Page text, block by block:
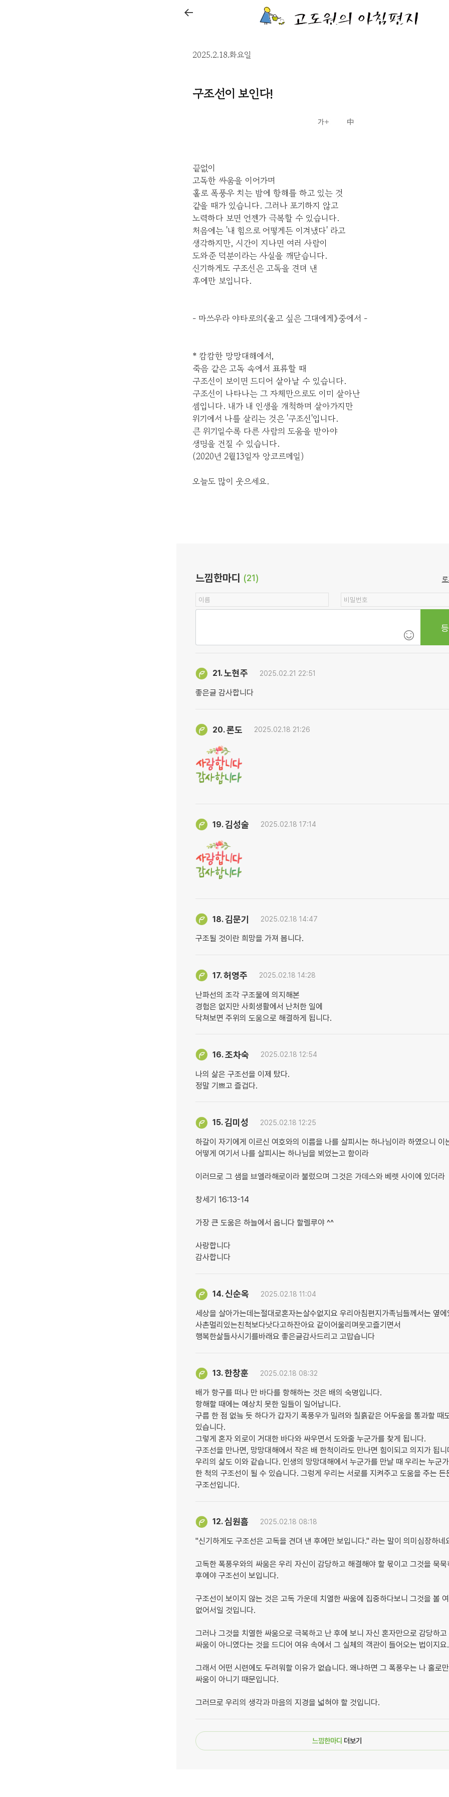
←
2025.2.18.화요일
구조선이 보인다!
끝없이
고독한 싸움을 이어가며
홀로 폭풍우 치는 밤에 항해를 하고 있는 것
같을 때가 있습니다. 그러나 포기하지 않고
노력하다 보면 언젠가 극복할 수 있습니다.
처음에는 '내 힘으로 어떻게든 이겨냈다' 라고
생각하지만, 시간이 지나면 여러 사람이
도와준 덕분이라는 사실을 깨닫습니다.
신기하게도 구조선은 고독을 견뎌 낸
후에만 보입니다.
- 마쓰우라 야타로의《울고 싶은 그대에게》중에서 -
* 캄캄한 망망대해에서,
죽음 같은 고독 속에서 표류할 때
구조선이 보이면 드디어 살아날 수 있습니다.
구조선이 나타나는 그 자체만으로도 이미 살아난
셈입니다. 내가 내 인생을 개척하며 살아가지만
위기에서 나를 살리는 것은 '구조선'입니다.
큰 위기일수록 다른 사람의 도움을 받아야
생명을 건질 수 있습니다.
(2020년 2월13일자 앙코르메일)
오늘도 많이 웃으세요.
느낌한마디 (21)
21.노현주 2025.02.21 22:51
좋은글 감사합니다
20.론도 2025.02.18 21:26
19.김성술 2025.02.18 17:14
18.김문기 2025.02.18 14:47
구조될 것이란 희망을 가져 봅니다.
17.허영주 2025.02.18 14:28
난파선의 조각 구조물에 의지해본
경험은 없지만 사회생활에서 난처한 일에
닥쳐보면 주위의 도움으로 해결하게 됩니다.
16.조차숙 2025.02.18 12:54
나의 삶은 구조선을 이제 탔다.
정말 기쁘고 즐겁다.
15.김미성 2025.02.18 12:25
하갈이 자기에게 이르신 여호와의 이름을 나를 살피시는 하나님이라 하였으니 이
어떻게 여기서 나를 살피시는 하나님을 뵈었는고 함이라
이러므로 그 샘을 브엘라해로이라 불렀으며 그것은 가데스와 베렛 사이에 있더라
창세기 16:13-14
가장 큰 도움은 하늘에서 옵니다 할렐루야 ^^
사랑합니다
감사합니다
14.신순옥 2025.02.18 11:04
세상을 살아가는데는절대로혼자는살수없지요 우리아침편지가족님들께서는 옆에
사촌멀리있는친척보다낫다고하잔아요 같이어울리며웃고즐기면서
행복한삶들사시기를바래요 좋은글감사드리고 고맙습니다
13.한창훈 2025.02.18 08:32
배가 항구를 떠나 만 바다를 항해하는 것은 배의 숙명입니다.
항해할 때에는 예상치 못한 일들이 일어납니다.
구름 한 점 없늨 듯 하다가 갑자기 폭풍우가 밀려와 칠흙같은 어두움을 통과할 때
있습니다.
그렇게 혼자 외로이 거대한 바다와 싸우면서 도와줄 누군가를 찾게 됩니다.
구조선을 만나면, 망망대해에서 작은 배 한척이라도 만나면 힘이되고 의지가 됩니
우리의 삶도 이와 같습니다. 인생의 망망대해에서 누군가를 만날 때 우리는 누군가
한 척의 구조선이 될 수 있습니다. 그렁게 우리는 서로를 지켜주고 도움을 주는 든
구조선입니다.
12.심원흠 2025.02.18 08:18
"신기하게도 구조선은 고독을 견뎌 낸 후에만 보입니다." 라는 말이 의미심장하네
고독한 폭풍우와의 싸움은 우리 자신이 감당하고 해결해야 할 몫이고 그것을 묵
후에야 구조선이 보입니다.
구조선이 보이지 않는 것은 고독 가운데 치열한 싸움에 집중하다보니 그것을 볼
없어서일 것입니다.
그러나 그것을 치열한 싸움으로 극복하고 난 후에 보니 자신 혼자만으로 감당하고
싸움이 아니였다는 것을 드디어 여유 속에서 그 실체의 객관이 들어오는 법이지요.
그래서 어떤 시련에도 두려워할 이유가 없습니다. 왜냐하면 그 폭풍우는 나 홀로만
싸움이 아니기 때문입니다.
그러므로 우리의 생각과 마음의 지경을 넓혀야 할 것입니다.
느낌한마디 더보기